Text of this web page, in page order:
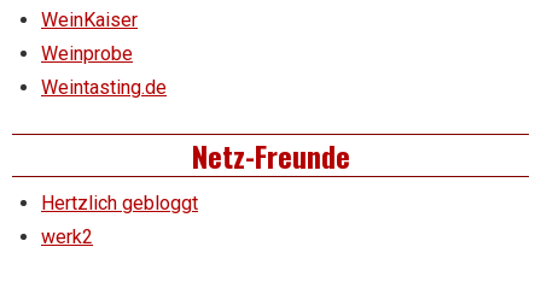
WeinKaiser
Weinprobe
Weintasting.de
Netz-Freunde
Hertzlich gebloggt
werk2